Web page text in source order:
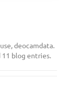
deocamdata.
11 blog entries.